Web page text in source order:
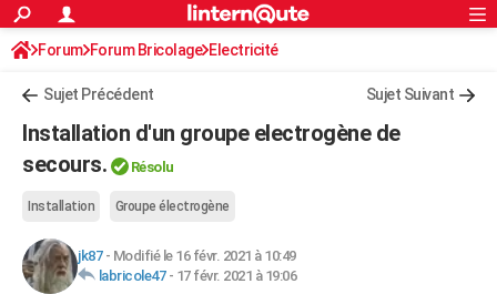
ACTUALITÉS
Politique
Société
Faits Divers
Education
Monde
Villes
+
Programme TV
Sorties cinéma
FINANCE
Retraite
Impôts
Epargne
Immobilier
Risques naturels par ville
Banque
Assurance
Crédit
AUTO
Essais
Réserver un essai
Citadines
Berlines
SUV
Forum auto
HIGH-TECH
S'inscrire
Connexion
Forum Forum Bricolage Electricité
Sujet Précédent Sujet Suivant
Installation d'un groupe electrogène de
secours.
Résolu
Installation Groupe électrogène
jk87- Modifié le 16 févr. 2021 à 10:49
labricole47- 17 févr. 2021 à 19:06